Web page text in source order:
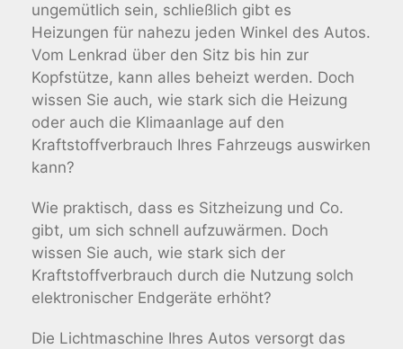
ungemütlich sein, schließlich gibt es
Heizungen für nahezu jeden Winkel des Autos.
Vom Lenkrad über den Sitz bis hin zur
Kopfstütze, kann alles beheizt werden. Doch
wissen Sie auch, wie stark sich die Heizung
oder auch die Klimaanlage auf den
Kraftstoffverbrauch Ihres Fahrzeugs auswirken
kann?
Wie praktisch, dass es Sitzheizung und Co.
gibt, um sich schnell aufzuwärmen. Doch
wissen Sie auch, wie stark sich der
Kraftstoffverbrauch durch die Nutzung solch
elektronischer Endgeräte erhöht?
Die Lichtmaschine Ihres Autos versorgt das